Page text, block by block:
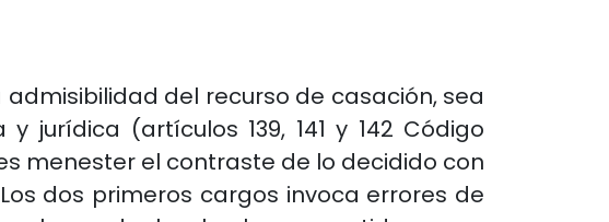
del recurso de casación, sea
(artículos 139, 141 y 142 Código
menester el contraste de lo decidido con
dos primeros cargos invoca errores de